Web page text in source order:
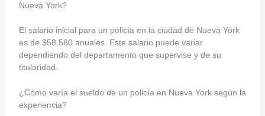
Nueva York?
El salario inicial para un policía en la ciudad de Nueva York
es de $58,580 anuales. Este salario puede variar
dependiendo del departamento que supervise y de su
titularidad.
¿Cómo varía el sueldo de un policía en Nueva York según la
experiencia?